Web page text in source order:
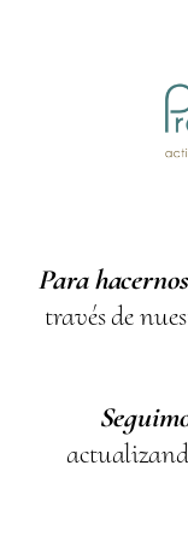
Para
través de